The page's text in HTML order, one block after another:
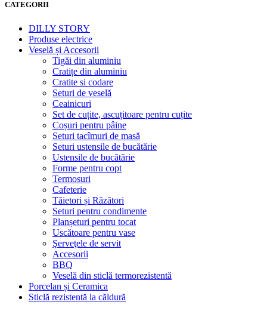
CATEGORII
DILLY STORY
Produse electrice
Veselă și Accesorii
Tigăi din aluminiu
Cratițe din aluminiu
Cratite si codare
Seturi de veselă
Ceainicuri
Set de cuțite, ascuțitoare pentru cuțite
Coșuri pentru pâine
Seturi tacîmuri de masă
Seturi ustensile de bucătărie
Ustensile de bucătărie
Forme pentru copt
Termosuri
Cafeterie
Tăietori și Răzători
Seturi pentru condimente
Planșeturi pentru tocat
Uscătoare pentru vase
Şerveţele de servit
Accesorii
BBQ
Veselă din sticlă termorezistentă
Porcelan și Ceramica
Sticlă rezistentă la căldură